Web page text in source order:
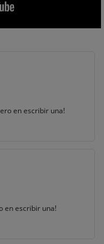
en escribir una!
en escribir una!